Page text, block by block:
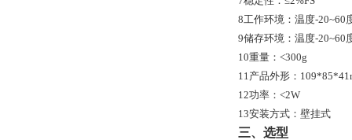
8工作环境：温度-20~60
9储存环境：温度-20~60
10重量： <300g
11产品外形：
12功率： <2W
13安装方式：壁挂式
三、 选型